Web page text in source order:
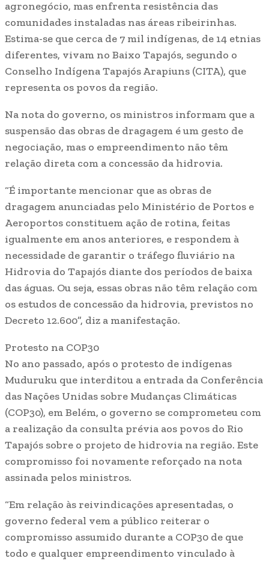
agronegócio, mas enfrenta resistência das
comunidades instaladas nas áreas ribeirinhas.
Estima-se que cerca de 7 mil indígenas, de 14 etnias
diferentes, vivam no Baixo Tapajós, segundo o
Conselho Indígena Tapajós Arapiuns (CITA), que
representa os povos da região.
Na nota do governo, os ministros informam que a
suspensão das obras de dragagem é um gesto de
negociação, mas o empreendimento não têm
relação direta com a concessão da hidrovia.
“É importante mencionar que as obras de
dragagem anunciadas pelo Ministério de Portos e
Aeroportos constituem ação de rotina, feitas
igualmente em anos anteriores, e respondem à
necessidade de garantir o tráfego fluviário na
Hidrovia do Tapajós diante dos períodos de baixa
das águas. Ou seja, essas obras não têm relação com
os estudos de concessão da hidrovia, previstos no
Decreto 12.600”, diz a manifestação.
Protesto na COP30
No ano passado, após o protesto de indígenas
Muduruku que interditou a entrada da Conferência
das Nações Unidas sobre Mudanças Climáticas
(COP30), em Belém, o governo se comprometeu com
a realização da consulta prévia aos povos do Rio
Tapajós sobre o projeto de hidrovia na região. Este
compromisso foi novamente reforçado na nota
assinada pelos ministros.
“Em relação às reivindicações apresentadas, o
governo federal vem a público reiterar o
compromisso assumido durante a COP30 de que
todo e qualquer empreendimento vinculado à